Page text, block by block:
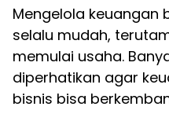
Mengelola keuangan
selalu mudah,
memulai usaha.
diperhatikan agar
bisnis bisa